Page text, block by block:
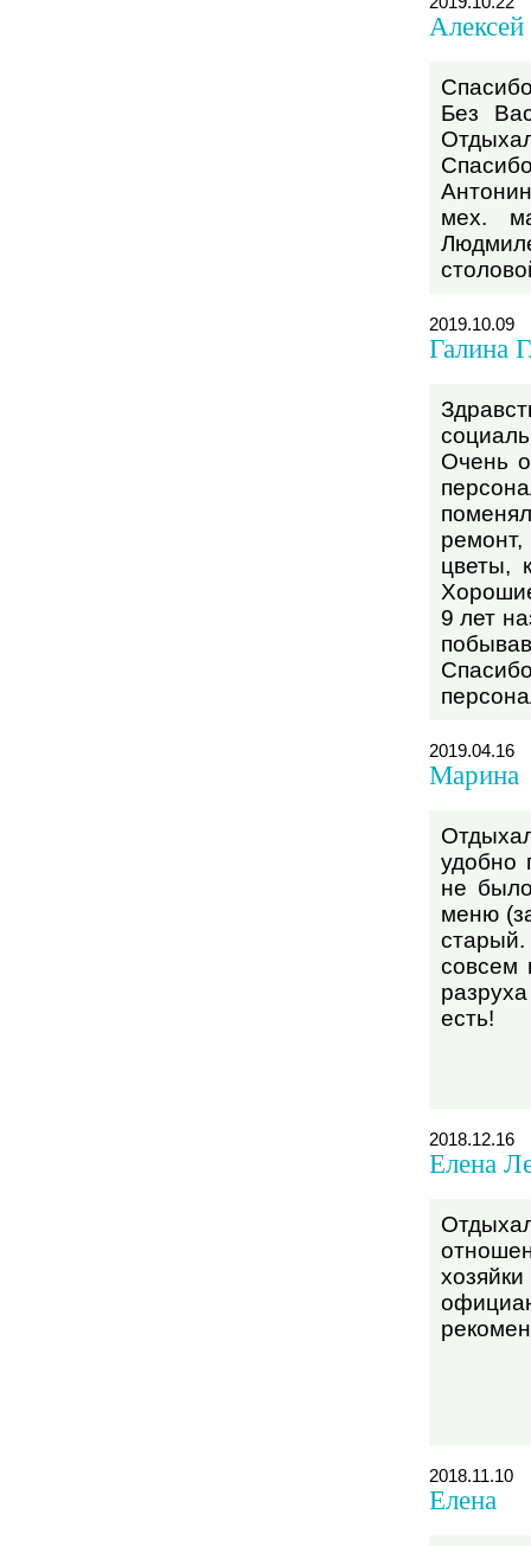
Алексей
Без
мех.
2019.10.09
Галина
Очень
цветы,
9 лет
2019.04.16
Марина
удобно
не
меню
совсем
есть!
2018.12.16
Елена
2018.11.10
Елена